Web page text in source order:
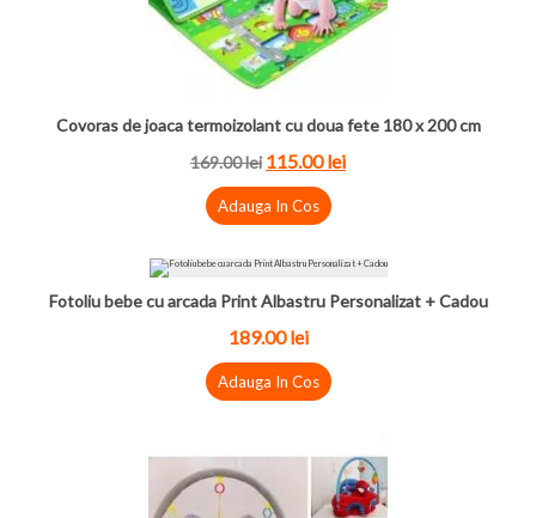
Covoras de joaca termoizolant cu doua fete 180 x 200 cm
169.00 lei 115.00 lei
Adauga In Cos
Fotoliu bebe cu arcada Print Albastru Personalizat + Cadou
189.00 lei
Adauga In Cos